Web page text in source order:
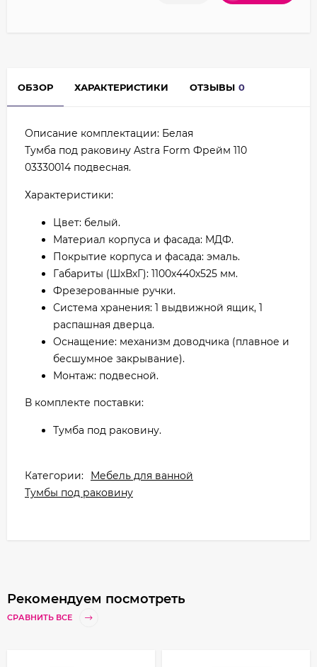
ОБЗОР ХАРАКТЕРИСТИКИ ОТЗЫВЫ 0
Описание комплектации: Белая
Тумба под раковину Astra Form Фрейм 110
03330014 подвесная.
Характеристики:
Цвет: белый.
Материал корпуса и фасада: МДФ.
Покрытие корпуса и фасада: эмаль.
Габариты (ШхВхГ): 1100х440х525 мм.
Фрезерованные ручки.
Система хранения: 1 выдвижной ящик, 1
распашная дверца.
Оснащение: механизм доводчика (плавное и
бесшумное закрывание).
Монтаж: подвесной.
В комплекте поставки:
Тумба под раковину.
Категории:
Мебель для ванной
Тумбы под раковину
Рекомендуем посмотреть
СРАВНИТЬ ВСЕ